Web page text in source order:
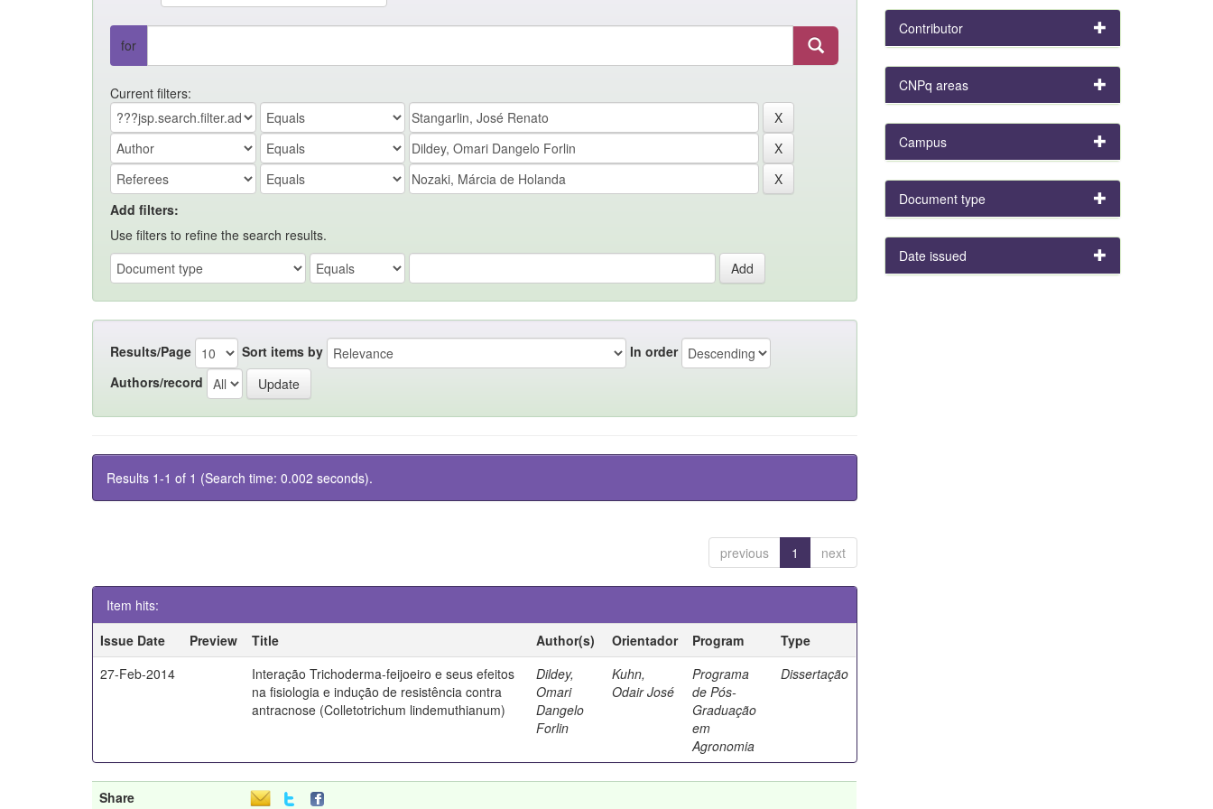
for
Current filters:
Add filters:
Use filters to refine the search results.
Results/Page Sort items by
In order
Authors/record
Results 1-1 of 1 (Search time: 0.002 seconds).
previous 1 next
Item hits:
Issue Date
Preview Title Author(s) Orientador Program
Type
27-Feb-2014
Interação Trichoderma-feijoeiro e seus efeitos
na fisiologia e indução de resistência contra
antracnose (Colletotrichum lindemuthianum)
Dildey,
Omari
Dangelo
Forlin
Kuhn,
Odair José
Programa
de Pós-
Graduação
em
Agronomia
Dissertação
Share
Contributor
CNPq areas
Campus
Document type
Date issued